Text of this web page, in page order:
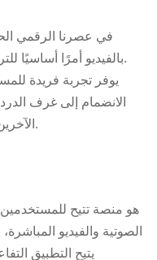
في عصرنا الرقمي
بالفيديو أمرًا أساسيًا للترفيه، الاجتماعات، والتفاعل الاجتماعي.
الانضمام إلى غرف
الآخرين في الوقت الحقيقي بسهولة وسلاسة.
الصوتية والفيديو
يتيح التطبيق